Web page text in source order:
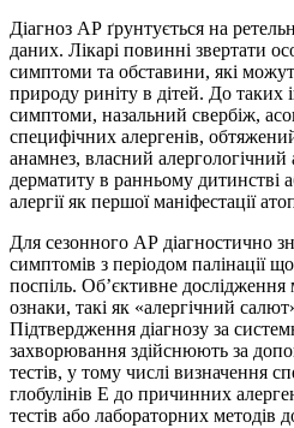
Діагноз АР ґрунтується на
даних. Лікарі повинні звертати
симптоми та обставини, які
природу риніту в дітей. До таких
симптоми, назальний свербіж,
специфічних алергенів,
анамнез, власний
дерматиту в ранньому дитинстві
алергії як першої маніфестації
Для сезонного АР діагностично
симптомів з періодом палінації
поспіль. Об’єктивне
ознаки, такі як «алергічний
Підтвер­дження діагнозу за
захворювання здійснюють за
тестів, у тому числі визначення
глобулінів Е до причинних
тестів або лабораторних методів